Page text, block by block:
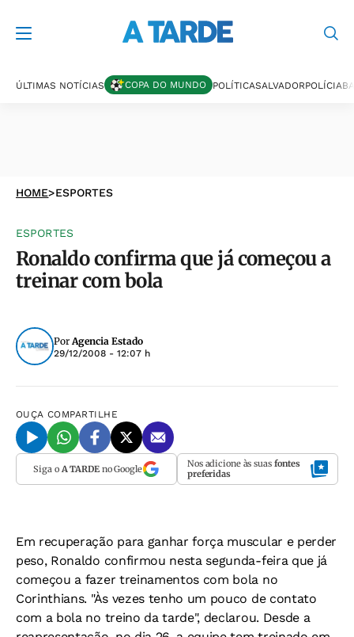
ÚLTIMAS NOTÍCIAS COPA DO MUNDO POLÍTICASALVADORPOLÍCIA
HOME>ESPORTES
ESPORTES
Ronaldo confirma que já começou a
treinar com bola
PorAgencia Estado
29/12/2008 - 12:07 h
OUÇA COMPARTILHE
Siga o A TARDEno Google Nos adicione às suas fontes
preferidas
Em recuperação para ganhar força muscular e perder
peso, Ronaldo confirmou nesta segunda-feira que já
começou a fazer treinamentos com bola no
Corinthians. "Às vezes tenho um pouco de contato
com a bola no treino da tarde", declarou. Desde a